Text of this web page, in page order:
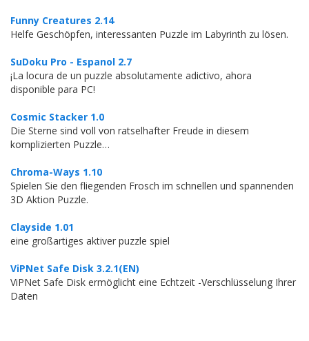
Funny Creatures 2.14
Helfe Geschöpfen, interessanten Puzzle im Labyrinth zu lösen.
SuDoku Pro - Espanol 2.7
¡La locura de un puzzle absolutamente adictivo, ahora
disponible para PC!
Cosmic Stacker 1.0
Die Sterne sind voll von ratselhafter Freude in diesem
komplizierten Puzzle…
Chroma-Ways 1.10
Spielen Sie den fliegenden Frosch im schnellen und spannenden
3D Aktion Puzzle.
Clayside 1.01
eine großartiges aktiver puzzle spiel
ViPNet Safe Disk 3.2.1(EN)
ViPNet Safe Disk ermöglicht eine Echtzeit -Verschlüsselung Ihrer
Daten